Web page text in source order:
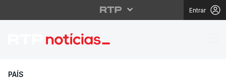
Entrar
Seguradoras avaliam
PAÍS